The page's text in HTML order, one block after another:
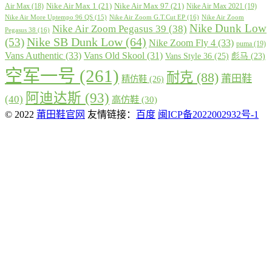
Air Max (18) Nike Air Max 1 (21) Nike Air Max 97 (21) Nike Air Max 2021 (19)
Nike Air More Uptempo 96 QS (15) Nike Air Zoom G.T.Cut EP (16) Nike Air Zoom
Pegasus 38 (16) Nike Air Zoom Pegasus 39 (38) Nike Dunk Low
(53)Nike SB Dunk Low(64) Nike Zoom Fly 4 (33) puma (19)
Vans Authentic (33) Vans Old Skool (31) Vans Style 36 (25) 彪马 (23)
空军一号 (261) 精仿鞋 (26) 耐克 (88) 莆田鞋
(40) 阿迪达斯 (93) 高仿鞋 (30)
© 2022 莆田鞋官网 友情链接： 百度 闽ICP备2022002932号-1